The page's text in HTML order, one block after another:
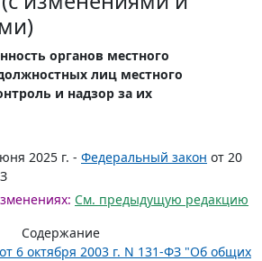
органов местного
лиц местного
и надзор за их
2025 г. - Федеральный закон от 20
См. предыдущую редакцию
Содержание
6 октября 2003 г. N 131-ФЗ "Об общих